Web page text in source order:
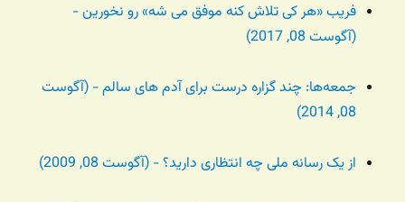
فریب «هر کی تلاش کنه موفق می شه» رو نخورین -
(آگوست 08, 2017)
جمعه‌ها: چند گزاره درست برای آدم های سالم - (آگوست
08, 2014)
از یک رسانه ملی چه انتظاری دارید؟ - (آگوست 08, 2009)